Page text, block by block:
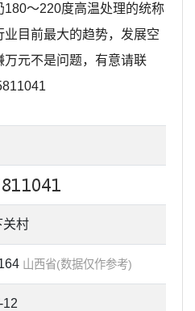
180～220度高温处理的统称
目前最大的趋势，发展空
元不是问题，有意请联
关村
山西省(数据仅作参考)
12